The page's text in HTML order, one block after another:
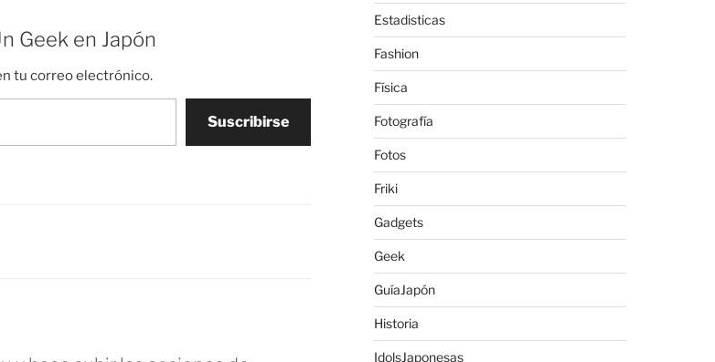
Geek en Japón
tu correo electrónico.
Suscribirse
Estadisticas
Fashion
Física
Fotografía
Fotos
Friki
Gadgets
Geek
GuíaJapón
Historia
IdolsJaponesas